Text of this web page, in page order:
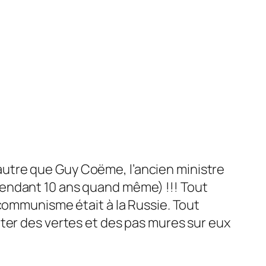
que Guy Coëme, l’ancien ministre
10 ans quand même) !!! Tout
était à la Russie. Tout
des vertes et des pas mures sur eux